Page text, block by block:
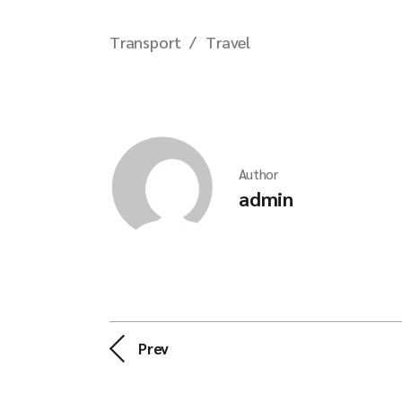
Transport Travel
Author
admin
Prev